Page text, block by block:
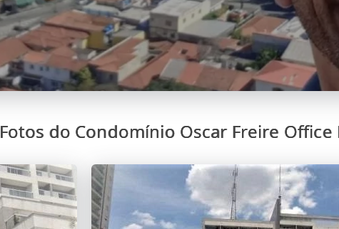
Fotos do Condomínio Oscar Freire Office